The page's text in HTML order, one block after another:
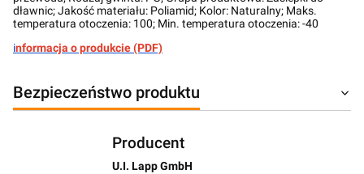
dławnic; Jakość materiału: Poliamid; Kolor: Naturalny; Maks.
temperatura otoczenia: 100; Min. temperatura otoczenia: -40
informacja o produkcie (PDF)
Bezpieczeństwo produktu
Producent
U.I. Lapp GmbH